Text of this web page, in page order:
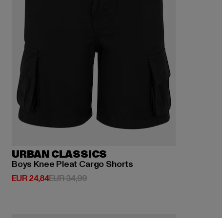
URBAN CLASSICS
Boys Knee Pleat Cargo Shorts
EUR 24,84
Derzeitiger Preis: EUR 24,84
EUR 34,99Aktionspreis: EUR 34,99